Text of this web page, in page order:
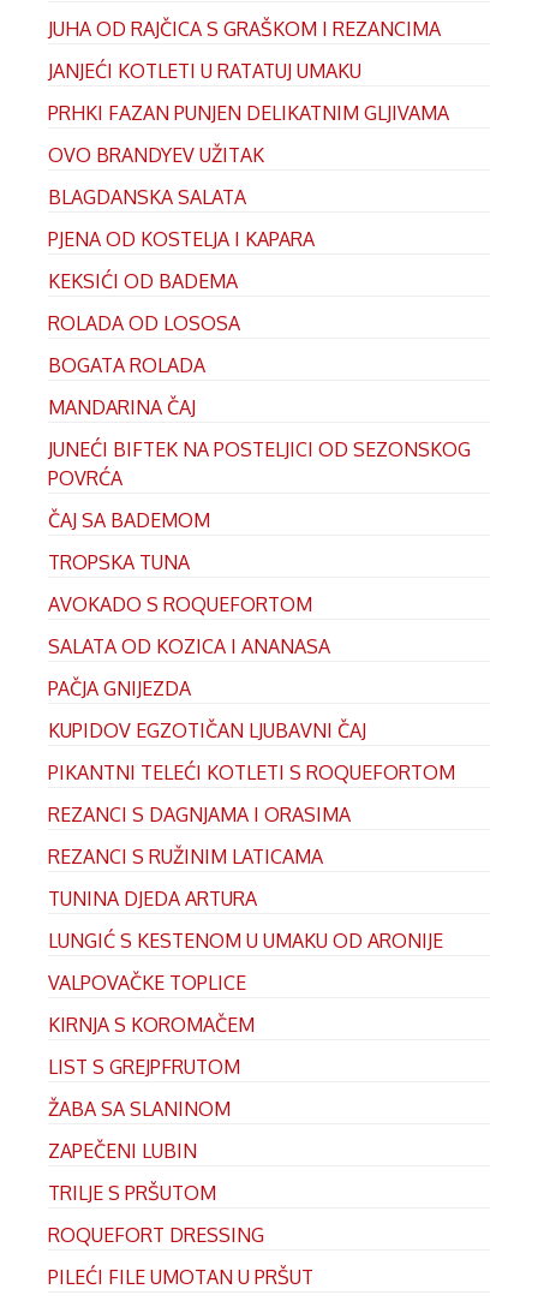
JUHA OD RAJČICA S GRAŠKOM I REZANCIMA
JANJEĆI KOTLETI U RATATUJ UMAKU
PRHKI FAZAN PUNJEN DELIKATNIM GLJIVAMA
OVO BRANDYEV UŽITAK
BLAGDANSKA SALATA
PJENA OD KOSTELJA I KAPARA
KEKSIĆI OD BADEMA
ROLADA OD LOSOSA
BOGATA ROLADA
MANDARINA ČAJ
JUNEĆI BIFTEK NA POSTELJICI OD SEZONSKOG
POVRĆA
ČAJ SA BADEMOM
TROPSKA TUNA
AVOKADO S ROQUEFORTOM
SALATA OD KOZICA I ANANASA
PAČJA GNIJEZDA
KUPIDOV EGZOTIČAN LJUBAVNI ČAJ
PIKANTNI TELEĆI KOTLETI S ROQUEFORTOM
REZANCI S DAGNJAMA I ORASIMA
REZANCI S RUŽINIM LATICAMA
TUNINA DJEDA ARTURA
LUNGIĆ S KESTENOM U UMAKU OD ARONIJE
VALPOVAČKE TOPLICE
KIRNJA S KOROMAČEM
LIST S GREJPFRUTOM
ŽABA SA SLANINOM
ZAPEČENI LUBIN
TRILJE S PRŠUTOM
ROQUEFORT DRESSING
PILEĆI FILE UMOTAN U PRŠUT